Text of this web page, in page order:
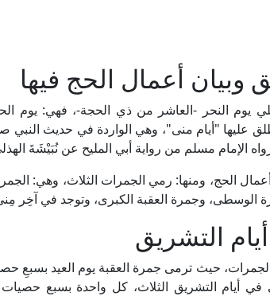
وبيان أعمال الحج فيها
تلي يوم النحر -العاشر من ذي الحجة-، فهي: يوم
عليها "أيام منى"، وهي الواردة في حديث النبي
الإمام مسلم من رواية أبي المليح عن نُبَيْشَةَ
الحج، ومنها: رمي الجمرات الثلاث، وهي:
وجمرة العقبة الكبرى، وتوجد في آخِر
التشريق
حيث ترمى جمرة العقبة يوم العيد بسبعِ
أيام التشريق الثلاث، كل واحدة بسبع